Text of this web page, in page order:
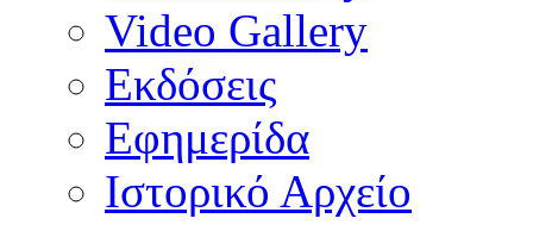
Video Gallery
Εκδόσεις
Εφημερίδα
Ιστορικό Αρχείο